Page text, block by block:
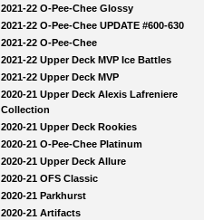
2021-22 O-Pee-Chee Glossy
2021-22 O-Pee-Chee UPDATE #600-630
2021-22 O-Pee-Chee
2021-22 Upper Deck MVP Ice Battles
2021-22 Upper Deck MVP
2020-21 Upper Deck Alexis Lafreniere
Collection
2020-21 Upper Deck Rookies
2020-21 O-Pee-Chee Platinum
2020-21 Upper Deck Allure
2020-21 OFS Classic
2020-21 Parkhurst
2020-21 Artifacts